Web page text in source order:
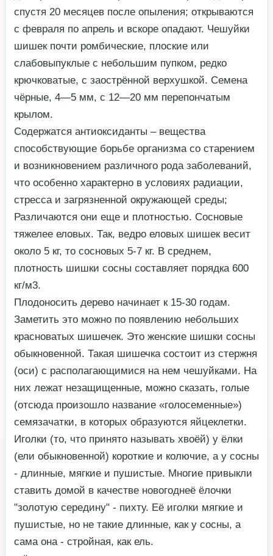
спустя 20 месяцев после опыления; открываются
с февраля по апрель и вскоре опадают. Чешуйки
шишек почти ромбические, плоские или
слабовыпуклые с небольшим пупком, редко
крючковатые, с заострённой верхушкой. Семена
чёрные, 4—5 мм, с 12—20 мм перепончатым
крылом.​
​Содержатся антиоксиданты – вещества
способствующие борьбе организма со старением
и возникновением различного рода заболеваний,
что особенно характерно в условиях радиации,
стресса и загрязненной окружающей среды;​
​Различаются они еще и плотностью. Сосновые
тяжелее еловых. Так, ведро еловых шишек весит
около 5 кг, то сосновых 5-7 кг. В среднем,
плотность шишки сосны составляет порядка 600
кг/м3.​
​Плодоносить дерево начинает к 15-30 годам.
Заметить это можно по появлению небольших
красноватых шишечек. Это женские шишки сосны
обыкновенной. Такая шишечка состоит из стержня
(оси) с располагающимися на нем чешуйками. На
них лежат незащищенные, можно сказать, голые
(отсюда произошло название «голосеменные»)
семязачатки, в которых образуются яйцеклетки.​
​Иголки (то, что принято называть хвоёй) у ёлки
(ели обыкновенной) короткие и колючие, а у сосны
- длинные, мягкие и пушистые. Многие привыкли
ставить домой в качестве новогоднеё ёлочки
"золотую середину" - пихту. Её иголки мягкие и
пушистые, но не такие длинные, как у сосны, а
сама она - стройная, как ель.​